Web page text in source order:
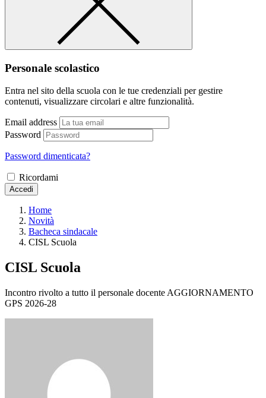
Personale scolastico
Entra nel sito della scuola con le tue credenziali per gestire
contenuti, visualizzare circolari e altre funzionalità.
Email address
Password
Password dimenticata?
Ricordami
Accedi
Home
Novità
Bacheca sindacale
CISL Scuola
CISL Scuola
Incontro rivolto a tutto il personale docente AGGIORNAMENTO
GPS 2026-28